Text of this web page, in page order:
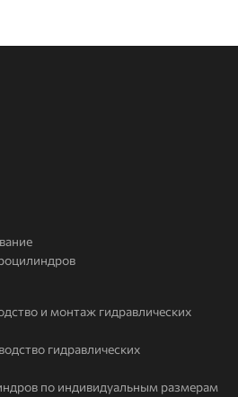
и монтаж гидравлических
гидравлических
по индивидуальным размерам